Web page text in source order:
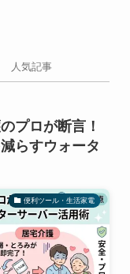
人気記事
プロが断言！
らすウォータ
便利ツール・生活家電